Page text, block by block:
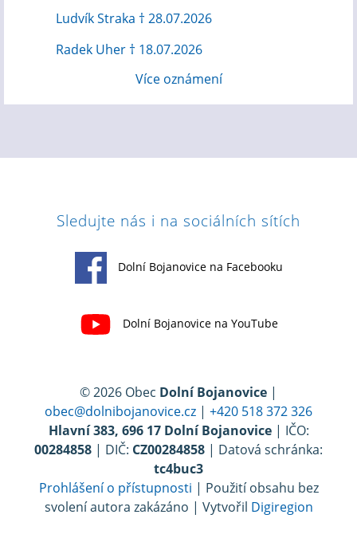
Ludvík Straka † 28.07.2026
Radek Uher † 18.07.2026
Více oznámení
Sledujte nás i na sociálních sítích
Dolní Bojanovice na Facebooku
Dolní Bojanovice na YouTube
© 2026 Obec Dolní Bojanovice |
obec@dolnibojanovice.cz | +420 518 372 326
Hlavní 383, 696 17 Dolní Bojanovice| IČO:
00284858 | DIČ: CZ00284858 | Datová schránka:
tc4buc3
Prohlášení o přístupnosti | Použití obsahu bez
svolení autora zakázáno | Vytvořil Digiregion